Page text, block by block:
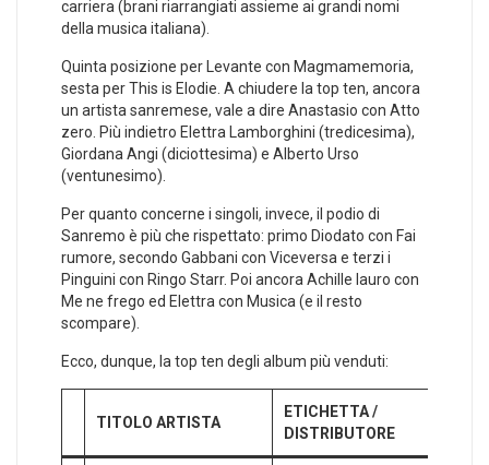
carriera (brani riarrangiati assieme ai grandi nomi
della musica italiana).
Quinta posizione per Levante con Magmamemoria,
sesta per This is Elodie. A chiudere la top ten, ancora
un artista sanremese, vale a dire Anastasio con Atto
zero. Più indietro Elettra Lamborghini (tredicesima),
Giordana Angi (diciottesima) e Alberto Urso
(ventunesimo).
Per quanto concerne i singoli, invece, il podio di
Sanremo è più che rispettato: primo Diodato con Fai
rumore, secondo Gabbani con Viceversa e terzi i
Pinguini con Ringo Starr. Poi ancora Achille lauro con
Me ne frego ed Elettra con Musica (e il resto
scompare).
Ecco, dunque, la top ten degli album più venduti:
TITOLO ARTISTA
ETICHETTA /
DISTRIBUTORE